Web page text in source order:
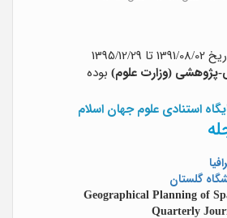
این نشریه از تاریخ 1391/08/02 تا 1395/12/29
پژوهشی (وزارت علوم) بوده
استنادی علوم جهان اسلام
گلستان
Geographical Planning of
Quarterly